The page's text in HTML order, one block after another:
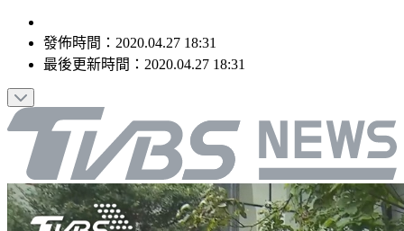
發佈時間：2020.04.27 18:31